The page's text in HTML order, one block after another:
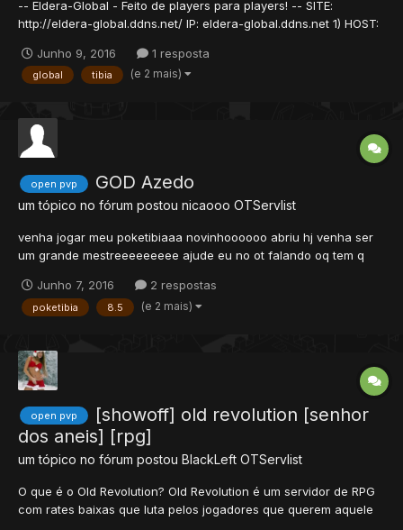
-- Eldera-Global - Feito de players para players! -- SITE:
http://eldera-global.ddns.net/ IP: eldera-global.ddns.net 1) HOST:
processador Intel-Xeon E-5 V3 [+] 8GB de memória RAM [+]
2.30GHZ [+] 100% UPTIME Dedicado 2) Sistemas:...
Junho 9, 2016 1 resposta
global tibia (e 2 mais)
open pvp GOD Azedo
um tópico no fórum postou nicaooo OTServlist
venha jogar meu poketibiaaa novinhoooooo abriu hj venha ser
um grande mestreeeeeeeee ajude eu no ot falando oq tem q
http://www.4shared.com/postDownload/yRXmqsaaba/pokemon_l
egendary_client.html http...
Junho 7, 2016 2 respostas
poketibia 8.5 (e 2 mais)
open pvp
[showoff] old revolution [senhor
dos aneis] [rpg]
um tópico no fórum postou BlackLeft OTServlist
O que é o Old Revolution? Old Revolution é um servidor de RPG
com rates baixas que luta pelos jogadores que querem aquele